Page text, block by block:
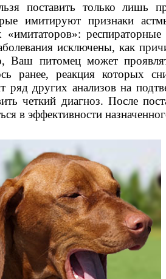
поставить только лишь
имитируют признаки
«имитаторов»:
исключены, как
Ваш питомец может
ранее, реакция которых
ряд других анализов на
четкий диагноз. После
в эффективности